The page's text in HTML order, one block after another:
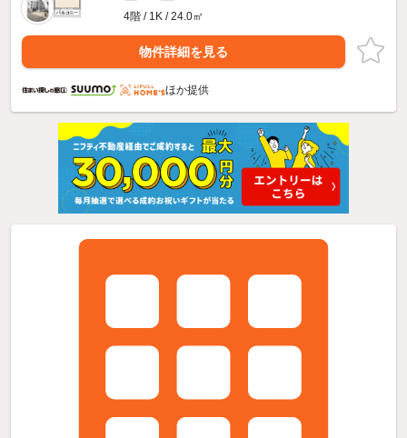
4階 / 1K / 24.0㎡
物件詳細を見る
ほか提供